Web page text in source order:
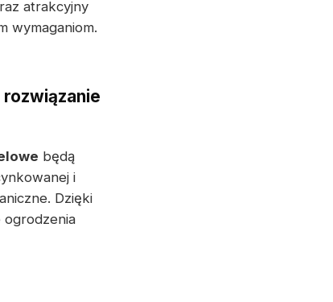
atrakcyjny
wymaganiom.
będą
i
Dzięki
ogrodzenia